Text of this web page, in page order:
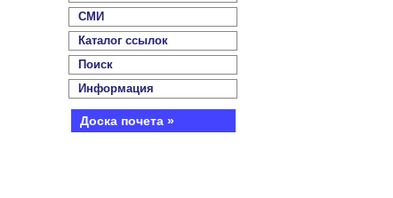
СМИ
Каталог ссылок
Поиск
Информация
Доска почета »